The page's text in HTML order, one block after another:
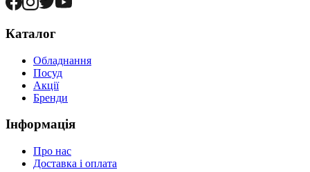
Каталог
Обладнання
Посуд
Акції
Бренди
Інформація
Про нас
Доставка і оплата